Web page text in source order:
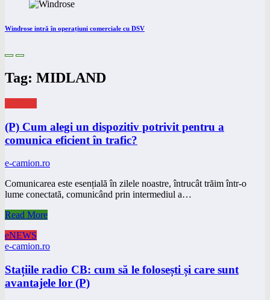
Windrose intră în operațiuni comerciale cu DSV
Tag: MIDLAND
(P) Cum alegi un dispozitiv potrivit pentru a
comunica eficient în trafic?
e-camion.ro
Comunicarea este esențială în zilele noastre, întrucât trăim într-o
lume conectată, comunicând prin intermediul a…
Read More
eNEWS
e-camion.ro
Stațiile radio CB: cum să le folosești și care sunt
avantajele lor (P)